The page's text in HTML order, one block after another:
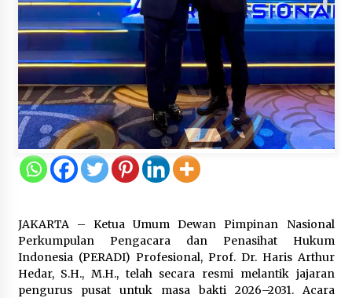
5 Agustus 2026
Jokowi Tetap Disambut Hangat di
NTT, Ahmad Ali: Karya dan
Pengabdiannya Masih Dirasakan
Masyarakat
5 Agustus 2026
Respons Cepat Aduan Warga, Wali
Kota Serang Bantu Bedah Rumah
5 Agustus 2026
Wali Kota Serang Budi Rustandi
JAKARTA – Ketua Umum Dewan Pimpinan Nasional
Perkumpulan Pengacara dan Penasihat Hukum
Indonesia (PERADI) Profesional, Prof. Dr. Haris Arthur
Hedar, S.H., M.H., telah secara resmi melantik jajaran
pengurus pusat untuk masa bakti 2026–2031. Acara